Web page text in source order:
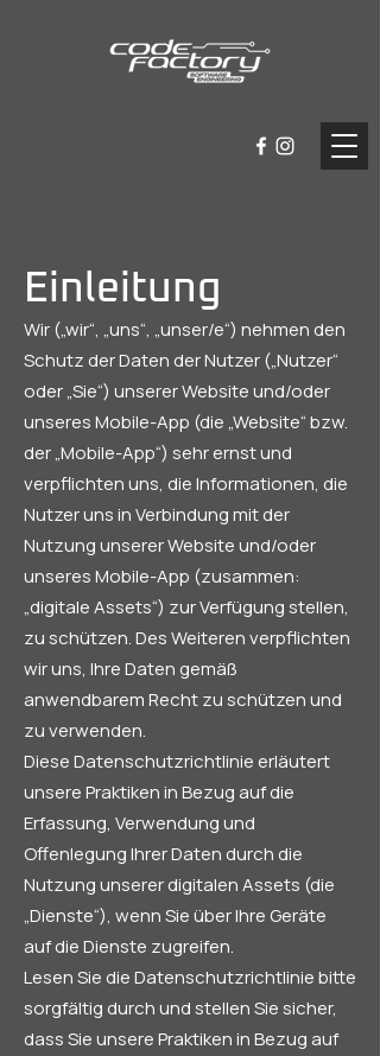
Einleitung
Wir („wir“, „uns“, „unser/e“) nehmen den
Schutz der Daten der Nutzer („Nutzer“
oder „Sie“) unserer Website und/oder
unseres Mobile-App (die „Website“ bzw.
der „Mobile-App“) sehr ernst und
verpflichten uns, die Informationen, die
Nutzer uns in Verbindung mit der
Nutzung unserer Website und/oder
unseres Mobile-App (zusammen:
„digitale Assets“) zur Verfügung stellen,
zu schützen. Des Weiteren verpflichten
wir uns, Ihre Daten gemäß
anwendbarem Recht zu schützen und
zu verwenden.
Diese Datenschutzrichtlinie erläutert
unsere Praktiken in Bezug auf die
Erfassung, Verwendung und
Offenlegung Ihrer Daten durch die
Nutzung unserer digitalen Assets (die
„Dienste“), wenn Sie über Ihre Geräte
auf die Dienste zugreifen.
Lesen Sie die Datenschutzrichtlinie bitte
sorgfältig durch und stellen Sie sicher,
dass Sie unsere Praktiken in Bezug auf